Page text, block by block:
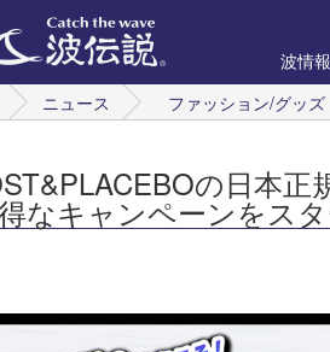
波情
ニュース ファッション/グッズ
の日本
なキャンペーンをスタ